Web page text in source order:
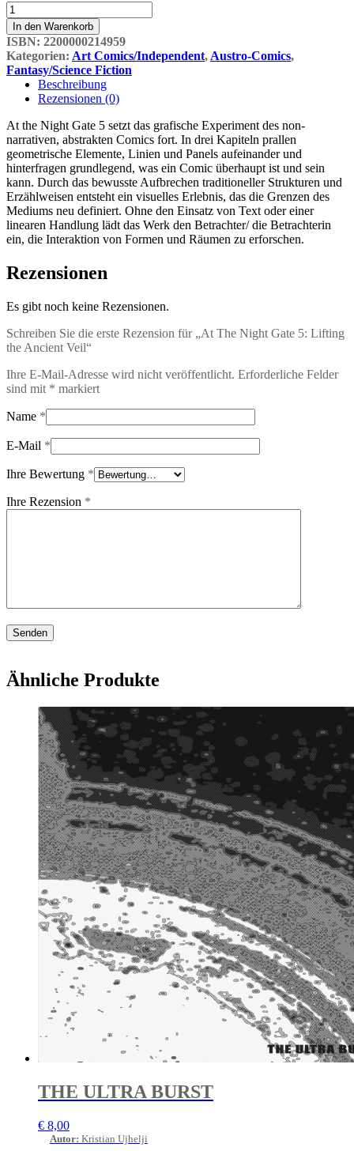
At
The
Night
Gate
5:
Lifting
Ancient
Veil
Menge
In den Warenkorb
ISBN: 2200000214959
Kategorien: Art Comics/Independent, Austro-Comics,
Fantasy/Science Fiction
Beschreibung
Rezensionen (0)
At the Night Gate 5 setzt das grafische Experiment des non-
narrativen, abstrakten Comics fort. In drei Kapiteln prallen
geometrische Elemente, Linien und Panels aufeinander und
hinterfragen grundlegend, was ein Comic überhaupt ist und sein
kann. Durch das bewusste Aufbrechen traditioneller Strukturen und
Erzählweisen entsteht ein visuelles Erlebnis, das die Grenzen des
Mediums neu definiert. Ohne den Einsatz von Text oder einer
linearen Handlung lädt das Werk den Betrachter/ die Betrachterin
ein, die Interaktion von Formen und Räumen zu erforschen.
Rezensionen
Es gibt noch keine Rezensionen.
Schreiben Sie die erste Rezension für „At The Night Gate 5: Lifting
the Ancient Veil“
Ihre E-Mail-Adresse wird nicht veröffentlicht. Erforderliche Felder
sind mit * markiert
Name *
E-Mail *
Ihre Bewertung *
Ihre Rezension *
Ähnliche Produkte
THE ULTRA BURST
€ 8,00
Autor: Kristian Ujhelji